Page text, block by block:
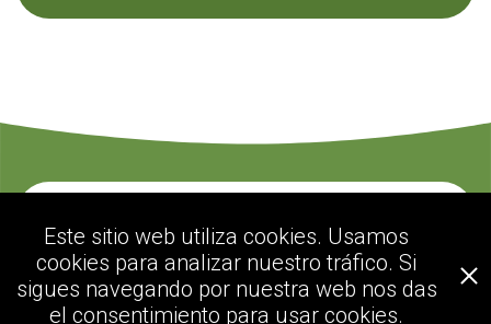
ecogolik.com
Este sitio web utiliza cookies. Usamos
cookies para analizar nuestro tráfico. Si
sigues navegando por nuestra web nos das
el consentimiento para usar cookies.